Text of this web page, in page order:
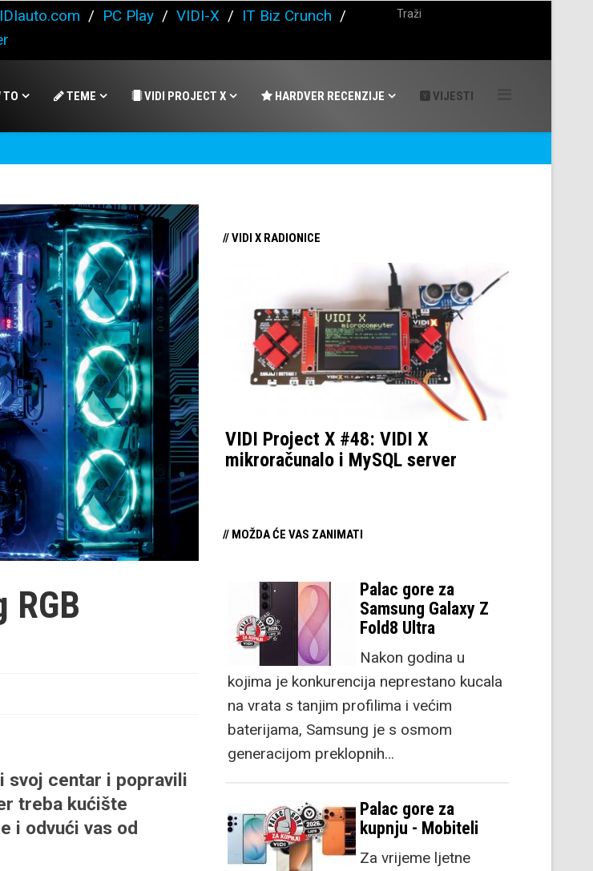
/ PC Play / VIDI-X / IT Biz Crunch /
TO TEME VIDI PROJECT X HARDVER RECENZIJE VIJESTI
svoj centar i popravili
treba kućište
i odvući vas od
// VIDI X RADIONICE
VIDI Project X #48: VIDI X
mikroračunalo i MySQL server
// MOŽDA ĆE VAS ZANIMATI
Palac gore za
Samsung Galaxy Z
Fold8 Ultra
Nakon godina u
kojima je konkurencija neprestano kucala
na vrata s tanjim profilima i većim
baterijama, Samsung je s osmom
generacijom preklopnih…
Palac gore za
kupnju - Mobiteli
Za vrijeme ljetne